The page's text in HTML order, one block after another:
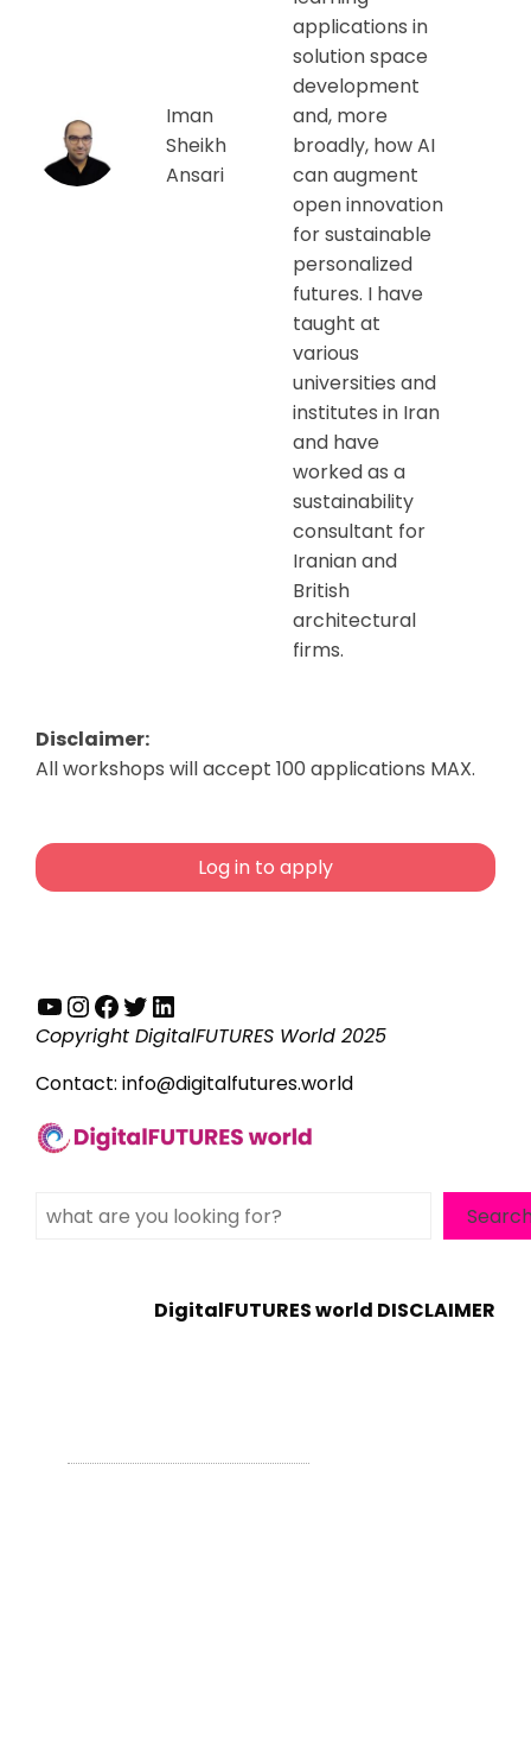
Iman
Sheikh
Ansari
applications in
solution space
development
and, more
broadly, how AI
can augment
open innovation
for sustainable
personalized
futures. I have
taught at
various
universities and
institutes in Iran
and have
worked as a
sustainability
consultant for
Iranian and
British
architectural
firms.
Disclaimer:
All workshops will accept 100 applications MAX.
Log in to apply
YouTube
Instagram
Facebook
Twitter
LinkedIn
Copyright DigitalFUTURES World 2025
Contact: info@digitalfutures.world
Search
DigitalFUTURES world DISCLAIMER